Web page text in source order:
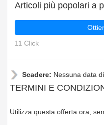
Articoli più popolari a
11 Click
Scadere: Nessuna data
TERMINI E
Utilizza questa offerta ora,